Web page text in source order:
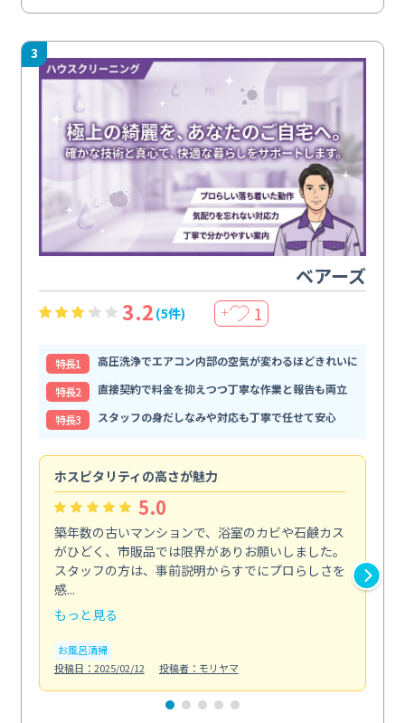
3
ベアーズ
3.2 (5件) ＋ 1
特⻑1
高圧洗浄でエアコン内部の空気が変わるほどきれいに
特⻑2
直接契約で料金を抑えつつ丁寧な作業と報告も両立
特⻑3
スタッフの身だしなみや対応も丁寧で任せて安心
ホスピタリティの高さが魅力
5.0
築年数の古いマンションで、浴室のカビや石鹸カス
がひどく、市販品では限界がありお願いしました。
スタッフの方は、事前説明からすでにプロらしさを
感...
もっと見る
お風呂清掃
投稿日：2025/02/12
投稿者：モリヤマ